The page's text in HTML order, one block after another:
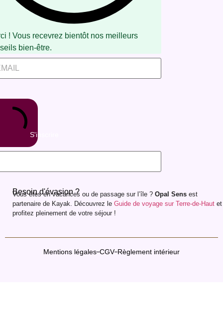
! Vous recevrez bientôt nos meilleurs
bien-être.
S'inscrire
Besoin d'évasion ?
Vous êtes en vacances ou de passage sur l’île ? Opal Sens est
partenaire de Kayak. Découvrez le Guide de voyage sur Terre-de-Haut et
profitez pleinement de votre séjour !
Mentions légales CGV Règlement intérieur